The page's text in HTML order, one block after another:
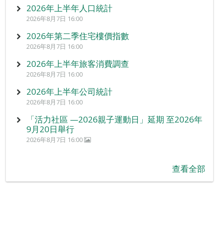
2026年上半年人口統計
2026年8月7日 16:00
2026年第二季住宅樓價指數
2026年8月7日 16:00
2026年上半年旅客消費調查
2026年8月7日 16:00
2026年上半年公司統計
2026年8月7日 16:00
「活力社區 —2026親子運動日」延期 至2026年
9月20日舉行
2026年8月7日 16:00
查看全部